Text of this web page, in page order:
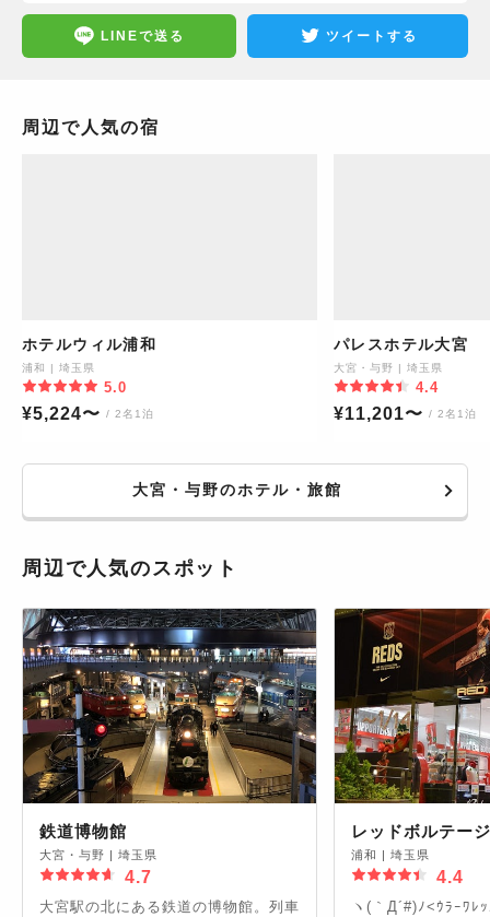
LINEで送る ツイートする
周辺で人気の宿
ホテルウィル浦和
浦和 | 埼玉県
5.0
¥5,224〜 / 2名1泊
パレスホテル大宮
大宮・与野 | 埼玉県
4.4
¥11,201〜 / 2名1泊
大宮・与野のホテル・旅館
周辺で人気のスポット
鉄道博物館
大宮・与野 | 埼玉県
4.7
大宮駅の北にある鉄道の博物館。列車
レッドボルテージ
浦和 | 埼玉県
4.4
ヽ(｀Д´#)ﾉ<ｳﾗｰﾜﾚ